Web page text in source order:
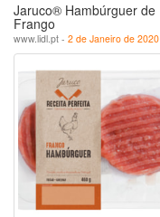
Jaruco® Hambúrguer de
Frango
www.lidl.pt - 2 de Janeiro de 2020